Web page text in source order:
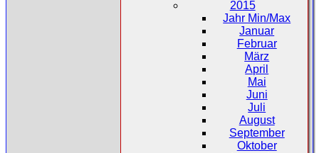
2015
Jahr Min/Max
Januar
Februar
März
April
Mai
Juni
Juli
August
September
Oktober